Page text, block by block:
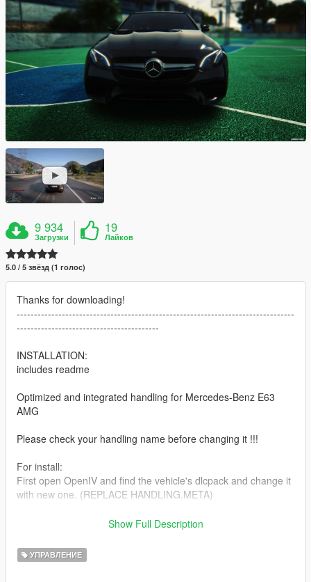
9 934
Загрузки
19
Лайков
5.0 / 5 звёзд (1 голос)
Thanks for downloading!
--------------------------------------------------------------------------------
-----------------------------------------
INSTALLATION:
includes readme
Optimized and integrated handling for Mercedes-Benz E63
AMG
Please check your handling name before changing it !!!
For install:
First open OpenIV and find the vehicle's dlcpack and change it
with new one. (REPLACE HANDLING.META)
Car model: https://libertycity.ru/files/gta-5/171970-mercedes-
Changelog:
Show Full Description
УПРАВЛЕНИЕ